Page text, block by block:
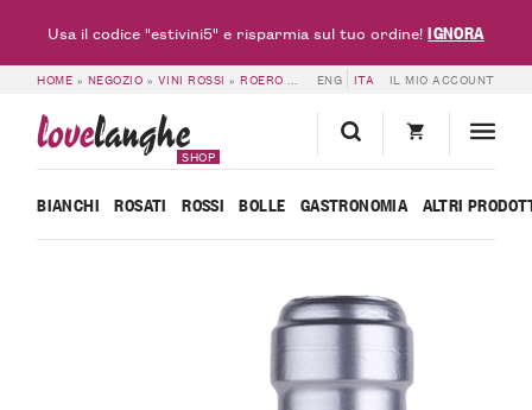
HOME » NEGOZIO » VINI ROSSI »ROERO DOCG »ROERO DOCG RISERVA
ENG ITA IL MIO ACCOUNT
lovelanghe
SHOP
BIANCHI ROSATI ROSSI BOLLE GASTRONOMIA ALTRI
Usa il codice "estivini5" e risparmia sul tuo ordine!IGNORA